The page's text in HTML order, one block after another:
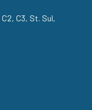
C2, C3, St. Sul,